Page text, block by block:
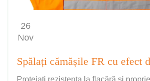
26
Nov
Protejați rezistența la flacără și